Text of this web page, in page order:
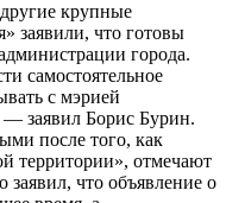
крупные
заявили, что готовы
города.
самостоятельное
с мэрией
— заявил Борис Бурин.
после того, как
территории», отмечают
что объявление о